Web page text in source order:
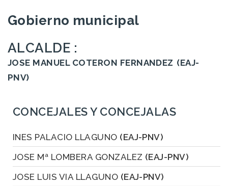
Gobierno municipal
ALCALDE :
JOSE MANUEL COTERON FERNANDEZ (EAJ-
PNV)
CONCEJALES Y CONCEJALAS
INES PALACIO LLAGUNO (EAJ-PNV)
JOSE Mª LOMBERA GONZALEZ (EAJ-PNV)
JOSE LUIS VIA LLAGUNO (EAJ-PNV)